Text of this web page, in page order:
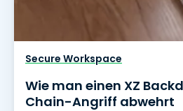
Secure Workspace
Wie man einen XZ
Chain-Angriff abwehrt